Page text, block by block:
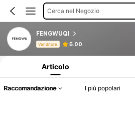
Cerca nel Negozio
FENGWUQI
Venditore 5.00
Articolo
Raccomandazione I più popolari